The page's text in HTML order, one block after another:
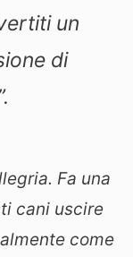
un
di
Fa una
cani uscire
come